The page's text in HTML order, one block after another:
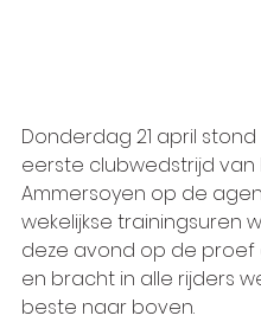
Donderdag 21 april
eerste clubwedstrijd van
Ammersoyen op de
wekelijkse trainingsuren
deze avond op de proef
en bracht in alle rijders
beste naar boven.